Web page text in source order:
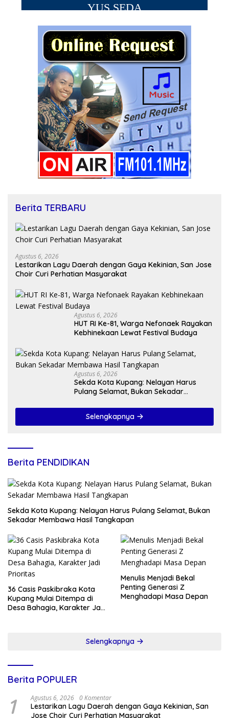
Berita TERBARU
Agustus 6, 2026
Lestarikan Lagu Daerah dengan Gaya Kekinian, San Jose
Choir Curi Perhatian Masyarakat
Agustus 6, 2026
HUT RI Ke-81, Warga Nefonaek Rayakan
Kebhinekaan Lewat Festival Budaya
Agustus 6, 2026
Sekda Kota Kupang: Nelayan Harus
Pulang Selamat, Bukan Sekadar
Selengkapnya
Berita PENDIDIKAN
Sekda Kota Kupang: Nelayan Harus Pulang Selamat, Bukan
Sekadar Membawa Hasil Tangkapan
36 Casis Paskibraka Kota
Kupang Mulai Ditempa di
Desa Bahagia, Karakter Jadi
Menulis Menjadi Bekal
Penting Generasi Z
Menghadapi Masa Depan
Selengkapnya
Berita POPULER
1 Agustus 6, 2026 0 Komentar
Lestarikan Lagu Daerah dengan Gaya Kekinian, San
Jose Choir Curi Perhatian Masyarakat